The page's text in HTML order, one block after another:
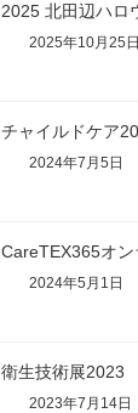
2025 北田辺ハロ
2025年10月25日
チャイルドケア
2024年7月5日
CareTEX365オン
2024年5月1日
衛生技術展2023
2023年7月14日